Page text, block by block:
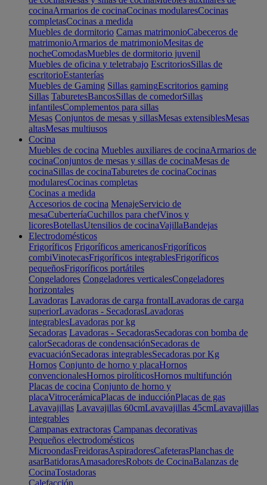
cocinaArmarios de cocinaCocinas modularesCocinas
completasCocinas a medida
Muebles de dormitorio Camas matrimonioCabeceros de
matrimonioArmarios de matrimonioMesitas de
nocheComodasMuebles de dormitorio juvenil
Muebles de oficina y teletrabajo EscritoriosSillas de
escritorioEstanterías
Muebles de Gaming Sillas gamingEscritorios gaming
Sillas TaburetesBancosSillas de comedorSillas
infantilesComplementos para sillas
Mesas Conjuntos de mesas y sillasMesas extensiblesMesas
altasMesas multiusos
Cocina
Muebles de cocina Muebles auxiliares de cocinaArmarios de
cocinaConjuntos de mesas y sillas de cocinaMesas de
cocinaSillas de cocinaTaburetes de cocinaCocinas
modularesCocinas completas
Cocinas a medida
Accesorios de cocina MenajeServicio de
mesaCuberteríaCuchillos para chefVinos y
licoresBotellasUtensilios de cocinaVajillaBandejas
Electrodomésticos
Frigoríficos Frigoríficos americanosFrigoríficos
combiVinotecasFrigoríficos integrablesFrigoríficos
pequeñosFrigoríficos portátiles
Congeladores Congeladores verticalesCongeladores
horizontales
Lavadoras Lavadoras de carga frontalLavadoras de carga
superiorLavadoras - SecadorasLavadoras
integrablesLavadoras por kg
Secadoras Lavadoras - SecadorasSecadoras con bomba de
calorSecadoras de condensaciónSecadoras de
evacuaciónSecadoras integrablesSecadoras por Kg
Hornos Conjunto de horno y placaHornos
convencionalesHornos pirolíticosHornos multifunción
Placas de cocina Conjunto de horno y
placaVitrocerámicaPlacas de inducciónPlacas de gas
Lavavajillas Lavavajillas 60cmLavavajillas 45cmLavavajillas
integrables
Campanas extractoras Campanas decorativas
Pequeños electrodomésticos
MicroondasFreidorasAspiradoresCafeterasPlanchas de
asarBatidorasAmasadoresRobots de CocinaBalanzas de
CocinaTostadoras
Calefacción